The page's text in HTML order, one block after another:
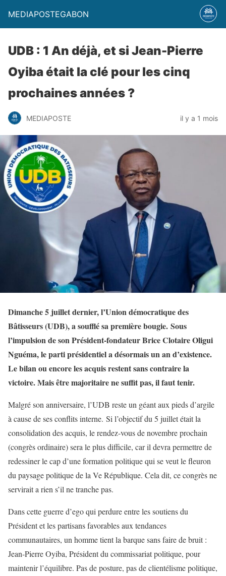
MEDIAPOSTEGABON
UDB : 1 An déjà, et si Jean-Pierre
Oyiba était la clé pour les cinq
prochaines années ?
MEDIAPOSTE il y a 1 mois
Dimanche 5 juillet dernier, l’Union démocratique des
Bâtisseurs (UDB), a soufflé sa première bougie. Sous
l’impulsion de son Président-fondateur Brice Clotaire Oligui
Nguéma, le parti présidentiel a désormais un an d’existence.
Le bilan ou encore les acquis restent sans contraire la
victoire. Mais être majoritaire ne suffit pas, il faut tenir.
Malgré son anniversaire, l’UDB reste un géant aux pieds d’argile
à cause de ses conflits interne. Si l’objectif du 5 juillet était la
consolidation des acquis, le rendez-vous de novembre prochain
(congrès ordinaire) sera le plus difficile, car il devra permettre de
redessiner le cap d’une formation politique qui se veut le fleuron
du paysage politique de la Ve République. Cela dit, ce congrès ne
servirait a rien s’il ne tranche pas.
Dans cette guerre d’ego qui perdure entre les soutiens du
Président et les partisans favorables aux tendances
communautaires, un homme tient la barque sans faire de bruit :
Jean-Pierre Oyiba, Président du commissariat politique, pour
maintenir l’équilibre. Pas de posture, pas de clientélisme politique,